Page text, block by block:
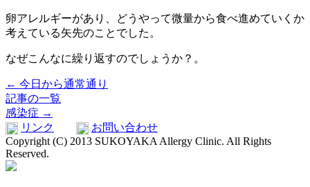
卵アレルギーがあり、どうやって微量から食べ進めていくか
考えている矢先のことでした。
なぜこんなに繰り返すのでしょうか？。
← 今日から通常通り
記事の一覧
感染症 →
リンク
お問い合わせ
Copyright (C) 2013 SUKOYAKA Allergy Clinic. All Rights
Reserved.